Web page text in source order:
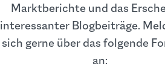
Marktberichte und das
interessanter Blogbeiträge.
sich gerne über das folgende
an: